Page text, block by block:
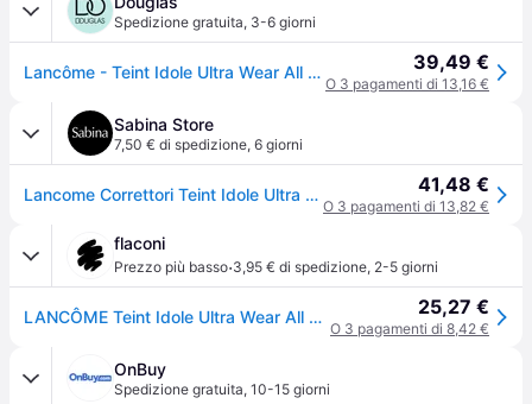
Spedizione gratuita, 3-6 giorni
Lancôme - Teint Idole Ultra Wear All Over Concealer Correttori 13 ml Nude unisex 39,49 €
O 3 pagamenti di 13,16 €
Sabina Store
7,50 € di spedizione, 6 giorni
Lancome Correttori Teint Idole Ultra Wear All Over Concealer Correttore per il trucco 023 BUFF 41,48 €
O 3 pagamenti di 13,82 €
flaconi
Prezzo più basso·3,95 € di spedizione, 2-5 giorni
LANCÔME Teint Idole Ultra Wear All Over Correttore - Nude 25,27 €
O 3 pagamenti di 8,42 €
OnBuy
Spedizione gratuita, 10-15 giorni